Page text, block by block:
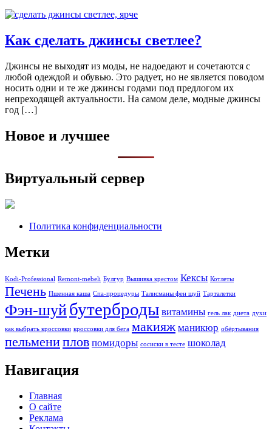
Как сделать джинсы светлее?
Джинсы не выходят из моды, не надоедают и сочетаются с
любой одеждой и обувью. Это радует, но не является поводом
носить одни и те же джинсы годами под предлогом их
непреходящей актуальности. На самом деле, модные джинсы
год […]
Новое и лучшее
Виртуальный сервер
Политика конфиденциальности
Метки
Kodi-Professional Remont-mebeli Булгур Вышивка крестом Кексы Котлеты
Печень Пшенная каша Спа-процедуры Талисманы фен шуй Тарталетки
Фэн-шуйбутерброды витамины гель лак диета духи
как выбрать кроссовки кроссовки для бега макияж маникюр обёртывания
пельмениплов помидоры сосиски в тесте шоколад
Навигация
Главная
О сайте
Реклама